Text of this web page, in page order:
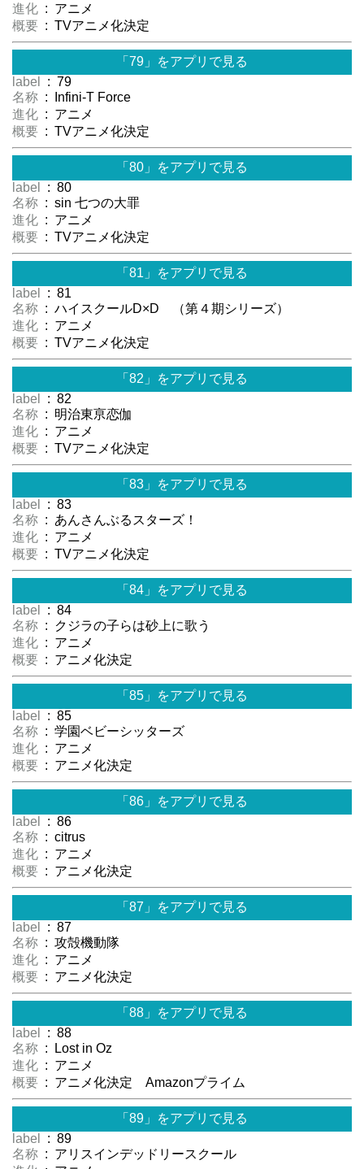
進化 : アニメ
概要 : TVアニメ化決定
「79」をアプリで見る
label
: 79
名称 : Infini-T Force
進化 : アニメ
概要 : TVアニメ化決定
「80」をアプリで見る
label
: 80
名称 : sin 七つの大罪
進化 : アニメ
概要 : TVアニメ化決定
「81」をアプリで見る
label
: 81
名称 : ハイスクールD×D （第４期シリーズ）
進化 : アニメ
概要 : TVアニメ化決定
「82」をアプリで見る
label
: 82
名称 : 明治東亰恋伽
進化 : アニメ
概要 : TVアニメ化決定
「83」をアプリで見る
label
: 83
名称 : あんさんぶるスターズ！
進化 : アニメ
概要 : TVアニメ化決定
「84」をアプリで見る
label
: 84
名称 : クジラの子らは砂上に歌う
進化 : アニメ
概要 : アニメ化決定
「85」をアプリで見る
label
: 85
名称 : 学園ベビーシッターズ
進化 : アニメ
概要 : アニメ化決定
「86」をアプリで見る
label
: 86
名称 : citrus
進化 : アニメ
概要 : アニメ化決定
「87」をアプリで見る
label
: 87
名称 : 攻殻機動隊
進化 : アニメ
概要 : アニメ化決定
「88」をアプリで見る
label
: 88
名称 : Lost in Oz
進化 : アニメ
概要 : アニメ化決定 Amazonプライム
「89」をアプリで見る
label
: 89
名称 : アリスインデッドリースクール